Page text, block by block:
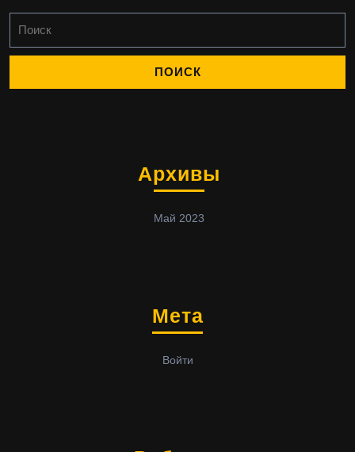
Архивы
Май 2023
Мета
Войти